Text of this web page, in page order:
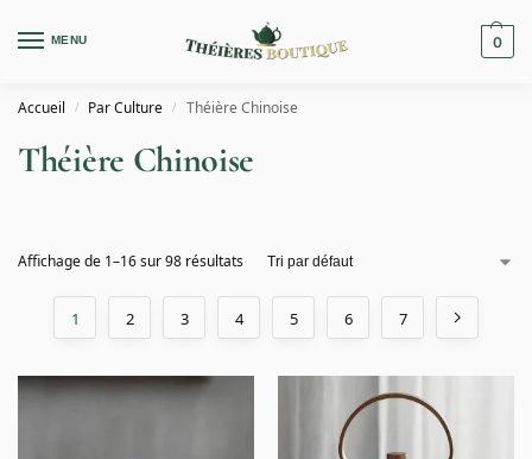
MENU 0
Accueil / Par Culture / Théière Chinoise
Théière Chinoise
Affichage de 1–16 sur 98 résultats
1 2 3 4 5 6 7